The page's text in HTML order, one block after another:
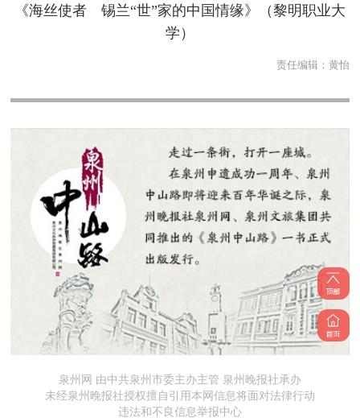
《海丝使者 锡兰“世”家的中国情缘》（黎明职业大
学）
责任编辑： 黄怡
泉州网 由中共泉州市委主办主管 泉州晚报社承办
未经泉州晚报社授权擅自引用本网信息将面对法律行动
违法和不良信息举报中心